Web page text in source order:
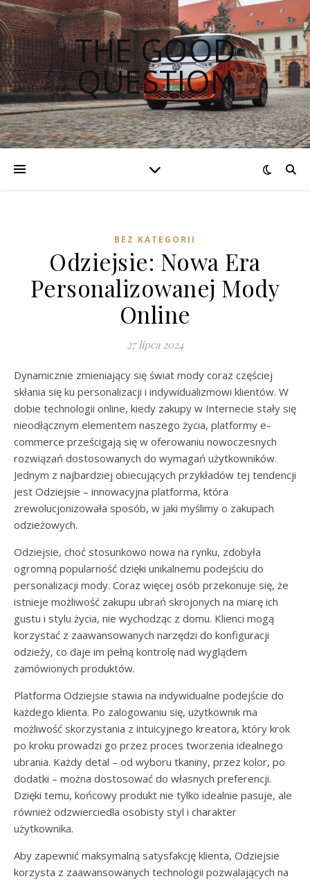
THE GOOD
QUESTION
BEZ KATEGORII
Odziejsie: Nowa Era
Personalizowanej Mody
Online
27 lipca 2024
Dynamicznie zmieniający się świat mody coraz częściej
skłania się ku personalizacji i indywidualizmowi klientów. W
dobie technologii online, kiedy zakupy w Internecie stały się
nieodłącznym elementem naszego życia, platformy e-
commerce prześcigają się w oferowaniu nowoczesnych
rozwiązań dostosowanych do wymagań użytkowników.
Jednym z najbardziej obiecujących przykładów tej tendencji
jest Odziejsie – innowacyjna platforma, która
zrewolucjonizowała sposób, w jaki myślimy o zakupach
odzieżowych.
Odziejsie, choć stosunkowo nowa na rynku, zdobyła
ogromną popularność dzięki unikalnemu podejściu do
personalizacji mody. Coraz więcej osób przekonuje się, że
istnieje możliwość zakupu ubrań skrojonych na miarę ich
gustu i stylu życia, nie wychodząc z domu. Klienci mogą
korzystać z zaawansowanych narzędzi do konfiguracji
odzieży, co daje im pełną kontrolę nad wyglądem
zamówionych produktów.
Platforma Odziejsie stawia na indywidualne podejście do
każdego klienta. Po zalogowaniu się, użytkownik ma
możliwość skorzystania z intuicyjnego kreatora, który krok
po kroku prowadzi go przez proces tworzenia idealnego
ubrania. Każdy detal – od wyboru tkaniny, przez kolor, po
dodatki – można dostosować do własnych preferencji.
Dzięki temu, końcowy produkt nie tylko idealnie pasuje, ale
również odzwierciedla osobisty styl i charakter
użytkownika.
Aby zapewnić maksymalną satysfakcję klienta, Odziejsie
korzysta z zaawansowanych technologii pozwalających na